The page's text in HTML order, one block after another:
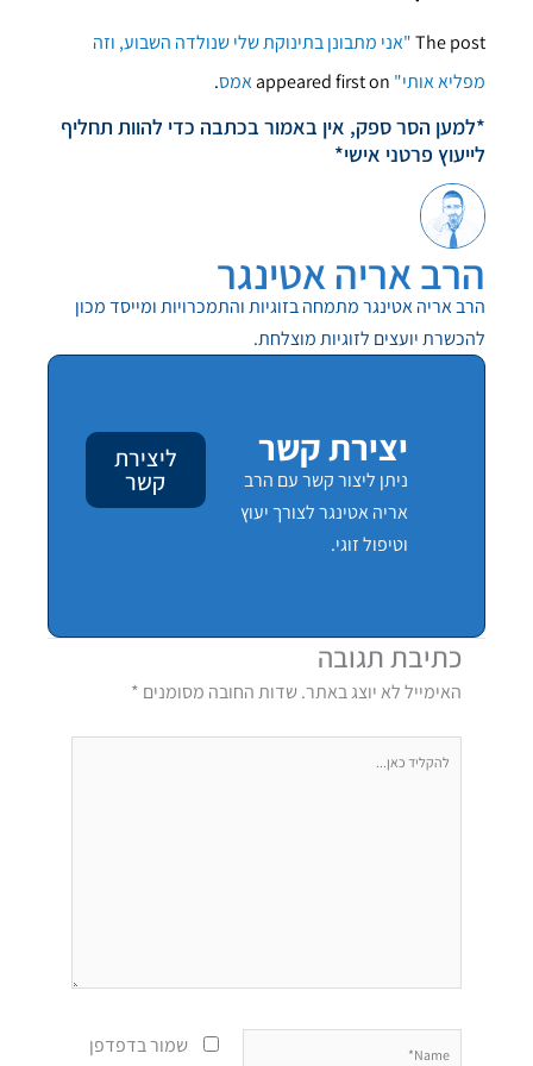
The post"אני מתבונן בתינוקת שלי שנולדה השבוע, וזה
מפליא אותי"
אמס.
*למען הסר ספק, אין באמור בכתבה כדי להוות תחליף
לייעוץ פרטני אישי*
הרב אריה אטינגר
הרב אריה אטינגר מתמחה בזוגיות והתמכרויות ומייסד מכון
להכשרת יועצים לזוגיות מוצלחת.
יצירת קשר
ניתן ליצור קשר עם הרב
אריה אטינגר לצורך יעוץ
וטיפול זוגי.
ליצירת
קשר
כתיבת תגובה
האימייל לא יוצג באתר.שדות החובה מסומנים *
להקליד
שמור בדפדפן